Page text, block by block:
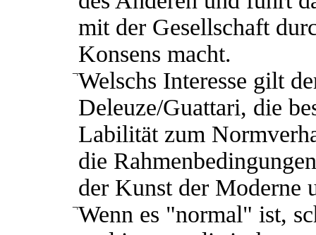
mit der Gesellschaft
Konsens macht.
¬Welschs Interesse gilt
Deleuze/Guattari, die
Labilität zum
die
der Kunst der Moderne
¬Wenn es "normal" ist,